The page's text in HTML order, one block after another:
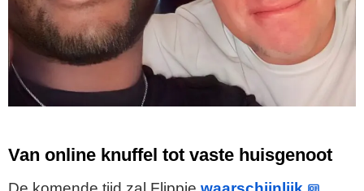
Van online knuffel tot vaste huisgenoot